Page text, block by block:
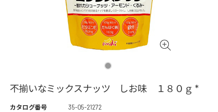
不揃いなミックスナッツ しお味 １８０ｇ *
カタログ番号
35-05-21272